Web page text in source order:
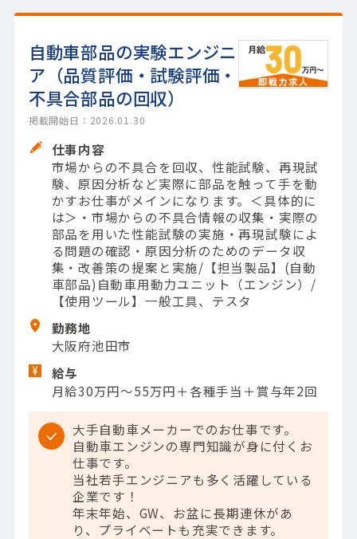
自動車部品の実験エンジニ
ア（品質評価・試験評価・
不具合部品の回収）
掲載開始日：2026.01.30
仕事内容
市場からの不具合を回収、性能試験、再現試
験、原因分析など実際に部品を触って手を動
かすお仕事がメインになります。＜具体的に
は＞・市場からの不具合情報の収集・実際の
部品を用いた性能試験の実施・再現試験によ
る問題の確認・原因分析のためのデータ収
集・改善策の提案と実施/【担当製品】(自動
車部品)自動車用動力ユニット（エンジン）/
【使用ツール】一般工具、テスタ
勤務地
大阪府池田市
給与
月給30万円～55万円＋各種手当＋賞与年2回
大手自動車メーカーでのお仕事です。
自動車エンジンの専門知識が身に付くお
仕事です。
当社若手エンジニアも多く活躍している
企業です！
年末年始、GW、お盆に長期連休があ
り、プライベートも充実できます。